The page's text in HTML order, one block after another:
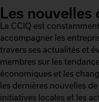
Les nouvelles
La CCIQ est
accompagner les
travers ses actualités et
membres sur les
économiques et les
les dernières nouvelles
initiatives locales et les